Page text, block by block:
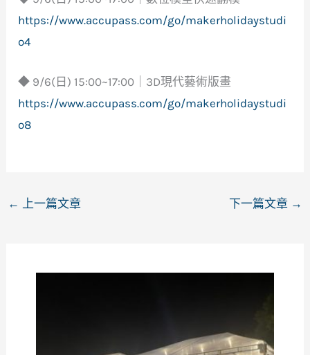
https://www.accupass.com/go/makerholidaystudi
o4
◆ 9/6(日) 15:00~17:00｜3D現代藝術版畫
https://www.accupass.com/go/makerholidaystudi
o8
← 上一篇文章 下一篇文章 →